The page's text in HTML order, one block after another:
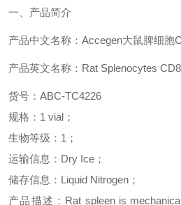
一、 产品简介
产品中文名称： Accegen大鼠脾细胞
产品英文名称： Rat Splenocytes
货号： ABC-TC4226
规格： 1 vial ；
生物等级： 1 ；
运输信息： Dry Ice ；
储存信息： Liquid Nitrogen ；
产品描述： Rat spleen is